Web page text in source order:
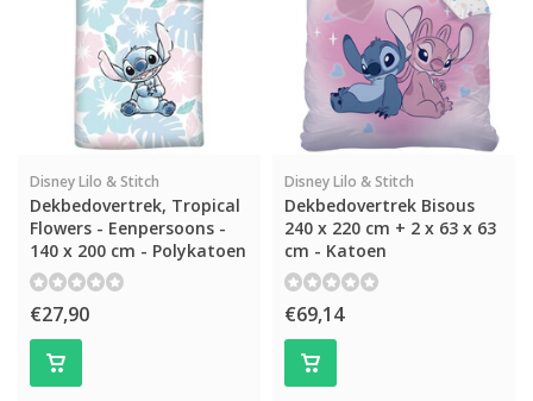
Disney Lilo & Stitch
Dekbedovertrek, Tropical
Flowers - Eenpersoons -
140 x 200 cm - Polykatoen
€27,90
Disney Lilo & Stitch
Dekbedovertrek Bisous
240 x 220 cm + 2 x 63 x 63
cm - Katoen
€69,14